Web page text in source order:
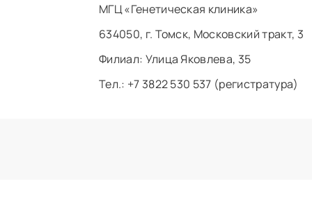
МГЦ «Генетическая клиника»
634050, г. Томск, Московский тракт, 3
Филиал: ​Улица Яковлева, 35
Тел.: +7 3822 530 537 (регистратура)